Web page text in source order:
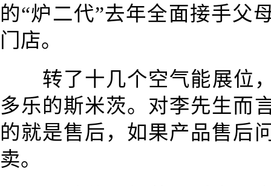
的“炉二代”去年全面接手父
门店。
转了十几个空气能展位
多乐的斯米茨。对李先生而
的就是售后，如果产品售后
卖。